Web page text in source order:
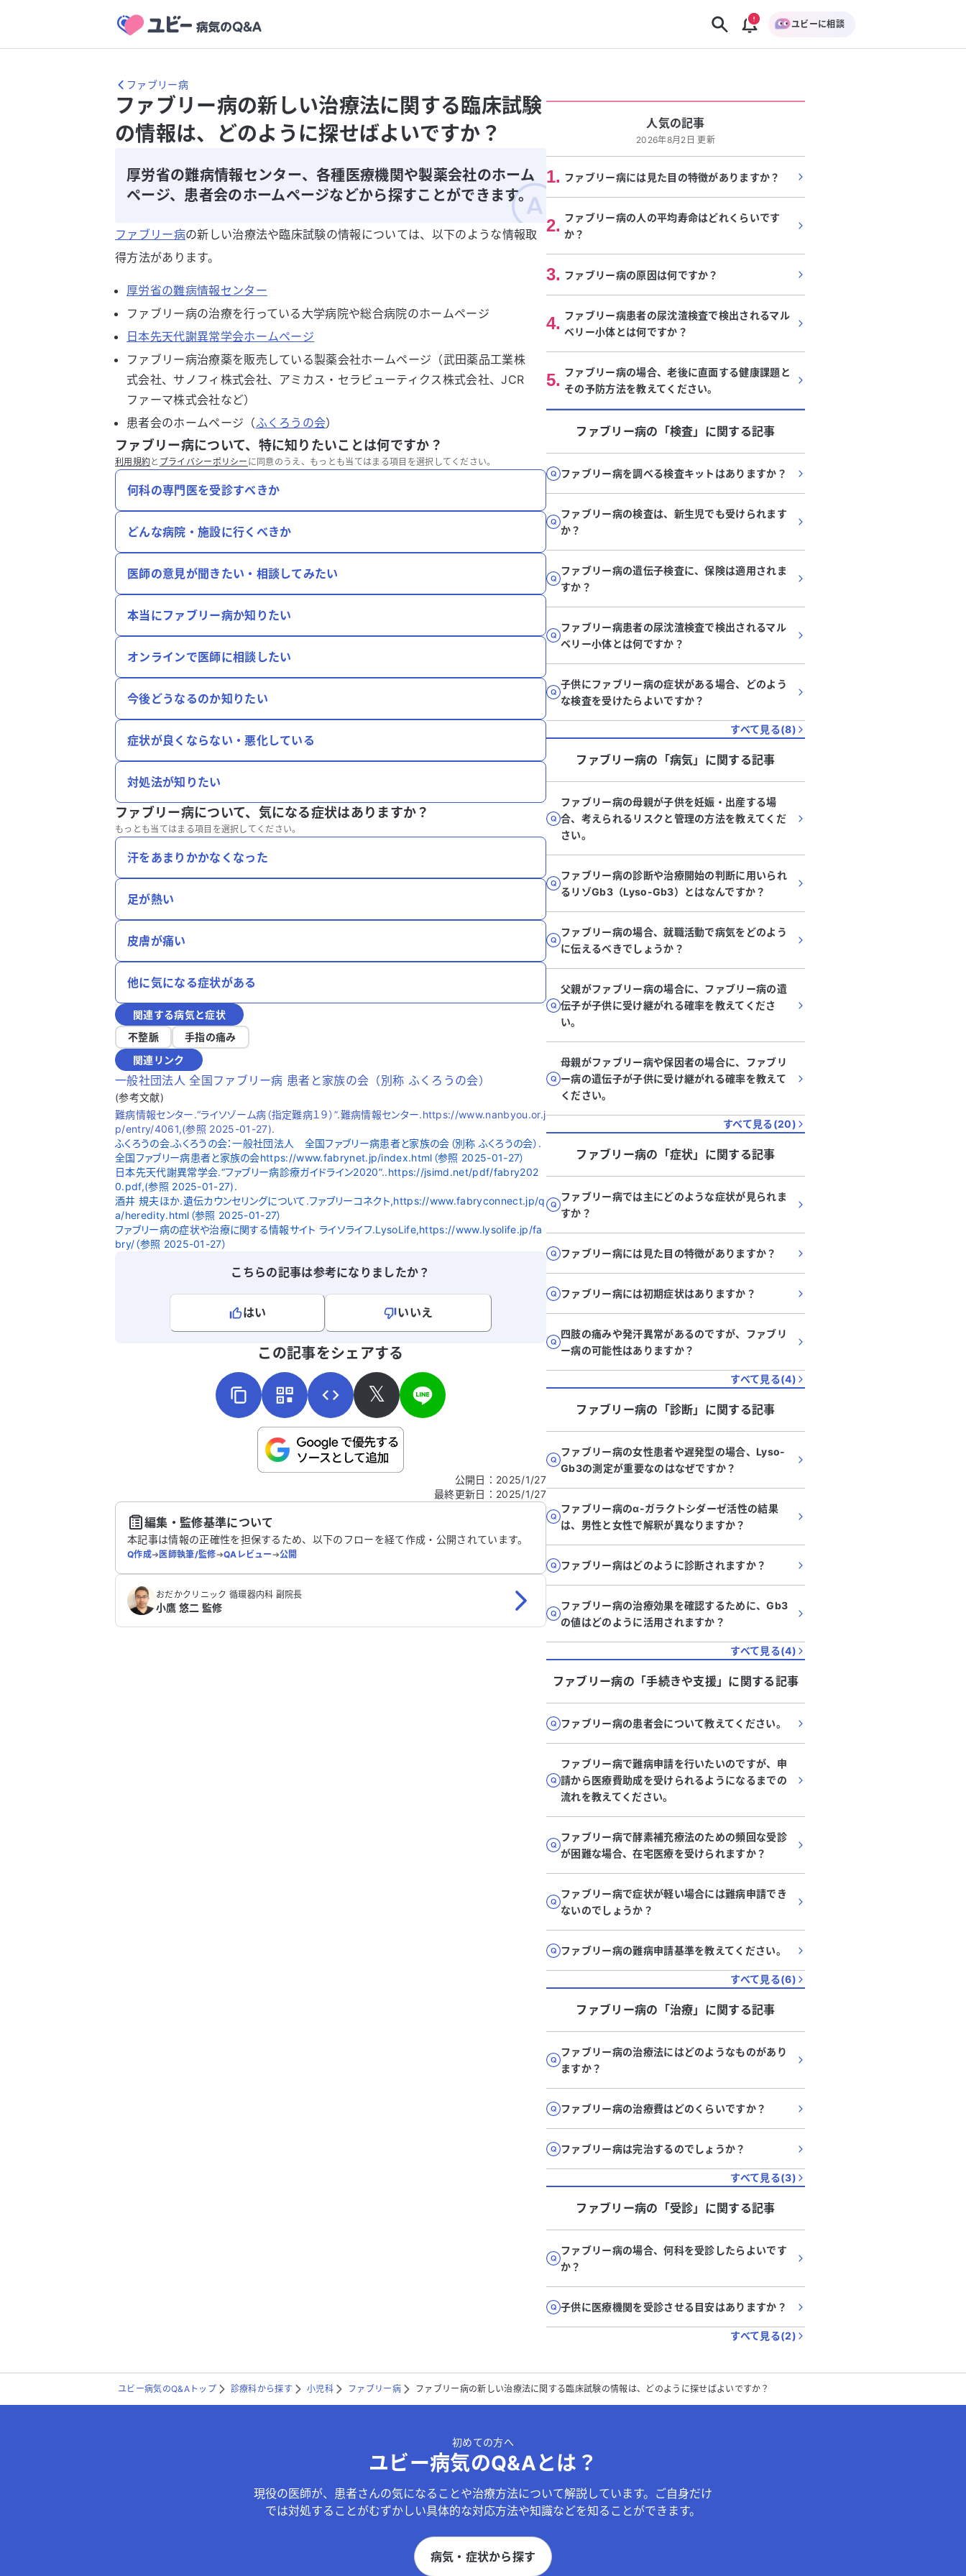
ユビーに相談
ファブリー病
ファブリー病の新しい治療法に関する臨床試験
の情報は、どのように探せばよいですか？
厚労省の難病情報センター、各種医療機関や製薬会社のホーム
ページ、患者会のホームページなどから探すことができます。
ファブリー病の新しい治療法や臨床試験の情報については、以下のような情報取
得方法があります。
厚労省の難病情報センター
ファブリー病の治療を行っている大学病院や総合病院のホームページ
日本先天代謝異常学会ホームページ
ファブリー病治療薬を販売している製薬会社ホームページ（武田薬品工業株
式会社、サノフィ株式会社、アミカス・セラピューティクス株式会社、JCR
ファーマ株式会社など）
患者会のホームページ（ふくろうの会）
ファブリー病について、特に知りたいことは何ですか？
利用規約と プライバシーポリシー に同意のうえ、もっとも当てはまる項目を選択してください。
何科の専門医を受診すべきか
どんな病院・施設に行くべきか
医師の意見が聞きたい・相談してみたい
本当にファブリー病か知りたい
オンラインで医師に相談したい
今後どうなるのか知りたい
症状が良くならない・悪化している
対処法が知りたい
ファブリー病について、 気になる症状はありますか？
もっとも当てはまる項目を選択してください。
汗をあまりかかなくなった
足が熱い
皮膚が痛い
他に気になる症状がある
関連する病気と症状
不整脈
手指の痛み
関連リンク
一般社団法人 全国ファブリー病 患者と家族の会（別称 ふくろうの会）
(参考文献)
難病情報センター.“ライソゾーム病（指定難病１９）”.難病情報センター.https://www.nanbyou.or.j
p/entry/4061,(参照 2025-01-27).
ふくろうの会.ふくろうの会：一般社団法人 全国ファブリー病患者と家族の会（別称 ふくろうの会）.
全国ファブリー病患者と家族の会https://www.fabrynet.jp/index.html（参照 2025-01-27）
日本先天代謝異常学会.“ファブリー病診療ガイドライン2020”..https://jsimd.net/pdf/fabry202
0.pdf,(参照 2025-01-27).
酒井 規夫ほか.遺伝カウンセリングについて.ファブリーコネクト,https://www.fabryconnect.jp/q
a/heredity.html（参照 2025-01-27）
ファブリー病の症状や治療に関する情報サイト ライソライフ.LysoLife,https://www.lysolife.jp/fa
bry/（参照 2025-01-27）
こちらの記事は参考になりましたか？
はい
いいえ
こちらは送信専用のフォームです。氏名やご自身の病気の詳細などの個人情報は入れないでくだ
この記事をシェアする
𝕏
公開日 ： 2025/1/27
最終更新日 ： 2025/1/27
編集・監修基準について
本記事は情報の正確性を担保するため、以下のフローを経て作成・公開されています。
Q作成➔医師執筆/監修➔QAレビュー➔公開
おだかクリニック 循環器内科 副院長
小鷹 悠二 監修
人気の記事
2026年8月2日 更新
1. ファブリー病には見た目の特徴がありますか？
2. ファブリー病の人の平均寿命はどれくらいです
か？
3. ファブリー病の原因は何ですか？
4. ファブリー病患者の尿沈渣検査で検出されるマル
ベリー小体とは何ですか？
5. ファブリー病の場合、老後に直面する健康課題と
その予防方法を教えてください。
ファブリー病の「検査」に関する記事
ファブリー病を調べる検査キットはありますか？
ファブリー病の検査は、新生児でも受けられます
か？
ファブリー病の遺伝子検査に、保険は適用されま
すか？
ファブリー病患者の尿沈渣検査で検出されるマル
ベリー小体とは何ですか？
子供にファブリー病の症状がある場合、どのよう
な検査を受けたらよいですか？
すべて見る(8)
ファブリー病の「病気」に関する記事
ファブリー病の母親が子供を妊娠・出産する場
合、考えられるリスクと管理の方法を教えてくだ
さい。
ファブリー病の診断や治療開始の判断に用いられ
るリゾGb3（Lyso-Gb3）とはなんですか？
ファブリー病の場合、就職活動で病気をどのよう
に伝えるべきでしょうか？
父親がファブリー病の場合に、ファブリー病の遺
伝子が子供に受け継がれる確率を教えてくださ
い。
母親がファブリー病や保因者の場合に、ファブリ
ー病の遺伝子が子供に受け継がれる確率を教えて
ください。
すべて見る(20)
ファブリー病の「症状」に関する記事
ファブリー病では主にどのような症状が見られま
すか？
ファブリー病には見た目の特徴がありますか？
ファブリー病には初期症状はありますか？
四肢の痛みや発汗異常があるのですが、ファブリ
ー病の可能性はありますか？
すべて見る(4)
ファブリー病の「診断」に関する記事
ファブリー病の女性患者や遅発型の場合、Lyso-
Gb3の測定が重要なのはなぜですか？
ファブリー病のα-ガラクトシダーゼ活性の結果
は、男性と女性で解釈が異なりますか？
ファブリー病はどのように診断されますか？
ファブリー病の治療効果を確認するために、Gb3
の値はどのように活用されますか？
すべて見る(4)
ファブリー病の「手続きや支援」に関する記事
ファブリー病の患者会について教えてください。
ファブリー病で難病申請を行いたいのですが、申
請から医療費助成を受けられるようになるまでの
流れを教えてください。
ファブリー病で酵素補充療法のための頻回な受診
が困難な場合、在宅医療を受けられますか？
ファブリー病で症状が軽い場合には難病申請でき
ないのでしょうか？
ファブリー病の難病申請基準を教えてください。
すべて見る(6)
ファブリー病の「治療」に関する記事
ファブリー病の治療法にはどのようなものがあり
ますか？
ファブリー病の治療費はどのくらいですか？
ファブリー病は完治するのでしょうか？
すべて見る(3)
ファブリー病の「受診」に関する記事
ファブリー病の場合、何科を受診したらよいです
か？
子供に医療機関を受診させる目安はありますか？
すべて見る(2)
ユビー病気のQ&Aトップ 診療科から探す 小児科 ファブリー病 ファブリー病の新しい治療法に関する臨床試験の情報は、どのように探せばよいですか？
初めての方へ
ユビー病気のQ&Aとは？
現役の医師が、患者さんの気になることや治療方法について解説しています。ご自身だけ
では対処することがむずかしい具体的な対応方法や知識などを知ることができます。
病気・症状から探す